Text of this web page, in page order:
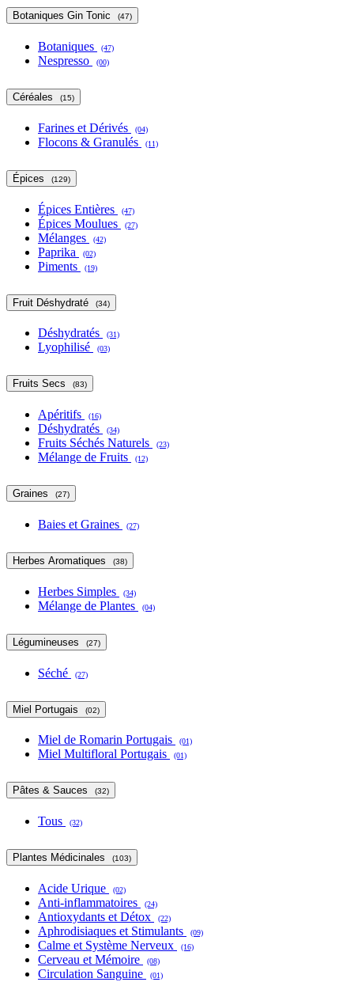
Botaniques Gin Tonic (47)
Botaniques (47)
Nespresso (00)
Céréales (15)
Farines et Dérivés (04)
Flocons & Granulés (11)
Épices (129)
Épices Entières (47)
Épices Moulues (27)
Mélanges (42)
Paprika (02)
Piments (19)
Fruit Déshydraté (34)
Déshydratés (31)
Lyophilisé (03)
Fruits Secs (83)
Apéritifs (16)
Déshydratés (34)
Fruits Séchés Naturels (23)
Mélange de Fruits (12)
Graines (27)
Baies et Graines (27)
Herbes Aromatiques (38)
Herbes Simples (34)
Mélange de Plantes (04)
Légumineuses (27)
Séché (27)
Miel Portugais (02)
Miel de Romarin Portugais (01)
Miel Multifloral Portugais (01)
Pâtes & Sauces (32)
Tous (32)
Plantes Médicinales (103)
Acide Urique (02)
Anti-inflammatoires (24)
Antioxydants et Détox (22)
Aphrodisiaques et Stimulants (09)
Calme et Système Nerveux (16)
Cerveau et Mémoire (08)
Circulation Sanguine (01)